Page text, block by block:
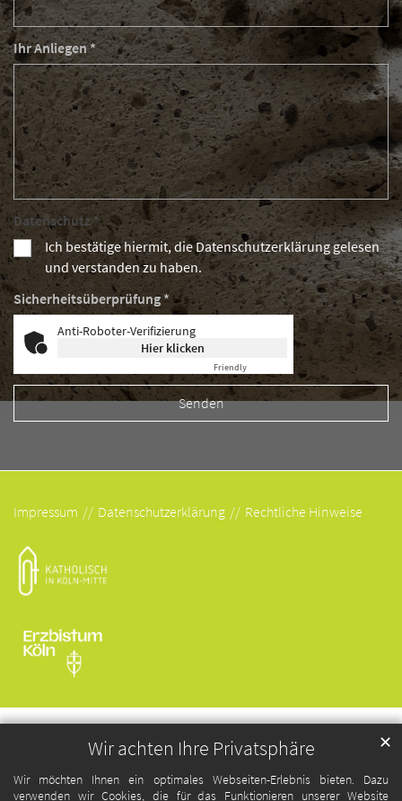
Wir achten Ihre Privatsphäre
Wir möchten Ihnen ein optimales Webseiten-Erlebnis bieten. Dazu
verwenden wir Cookies, die für das Funktionieren unserer Website
✕
Ihr Anliegen *
Datenschutz *
Ich bestätige hiermit, die Datenschutzerklärung gelesen
und verstanden zu haben.
Sicherheitsüberprüfung *
Anti-Roboter-Verifizierung
Hier klicken
Friendly
Impressum Datenschutzerklärung Rechtliche Hinweise